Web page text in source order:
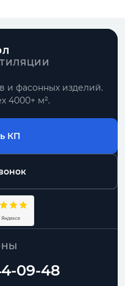
и фасонных изделий.
4000+ м².
КП